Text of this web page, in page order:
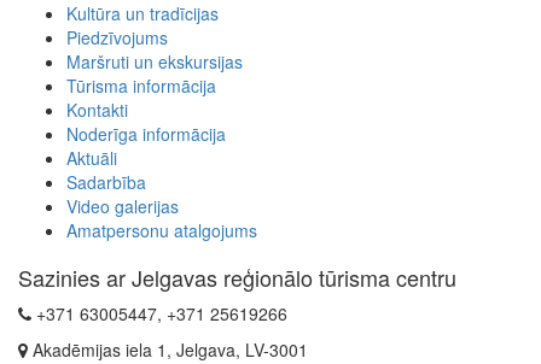
Kultūra un tradīcijas
Piedzīvojums
Maršruti un ekskursijas
Tūrisma informācija
Kontakti
Noderīga informācija
Aktuāli
Sadarbība
Video galerijas
Amatpersonu atalgojums
Sazinies ar Jelgavas reģionālo tūrisma centru
+371 63005447, +371 25619266
Akadēmijas iela 1, Jelgava, LV-3001